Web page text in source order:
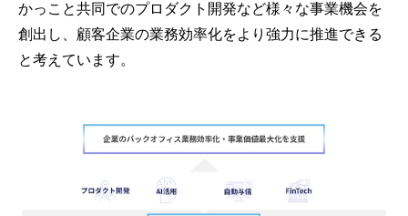
かっこと共同でのプロダクト開発など様々な事業機会を
創出し、顧客企業の業務効率化をより強力に推進できる
と考えています。